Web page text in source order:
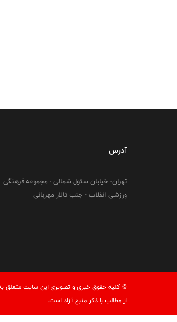
آدرس
تهران- خیابان سئول شمالی - مجموعه فرهنگی
ورزشی انقلاب - جنب تالار مهربانی
© کليه حقوق خبری و تصويری اين سايت متعلق
از مطالب با ذكر منبع آزاد است.